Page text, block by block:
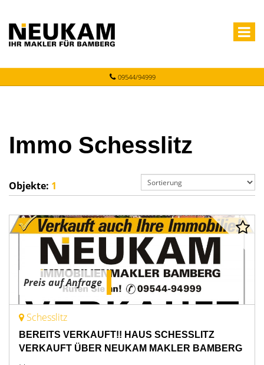
09544/94999
Immo Schesslitz
Objekte: 1
Preis auf Anfrage
Schesslitz
BEREITS VERKAUFT!! HAUS SCHESSLITZ
VERKAUFT ÜBER NEUKAM MAKLER BAMBERG